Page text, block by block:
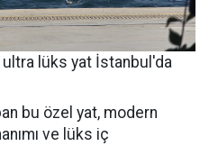
lüks yat İstanbul'da
bu özel yat, modern
ve lüks iç